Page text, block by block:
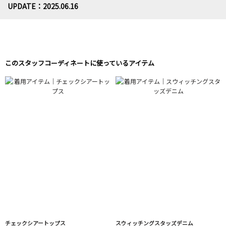
UPDATE：2025.06.16
このスタッフコーディネートに使っているアイテム
チェックシアートップス スウィッチングスタッズデニム